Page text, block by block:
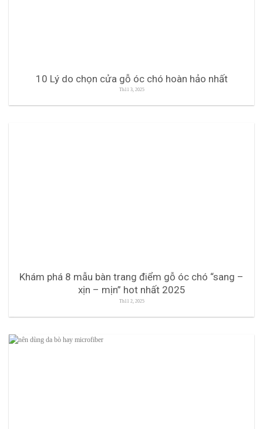
10 Lý do chọn cửa gỗ óc chó hoàn hảo nhất
Th11 3, 2025
Khám phá 8 mẫu bàn trang điểm gỗ óc chó “sang –
xịn – mịn” hot nhất 2025
Th11 2, 2025